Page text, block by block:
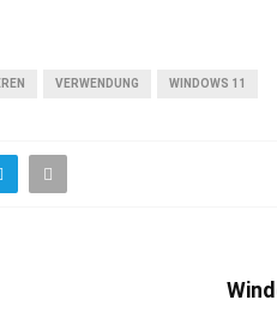
VERWENDUNG WINDOWS 11